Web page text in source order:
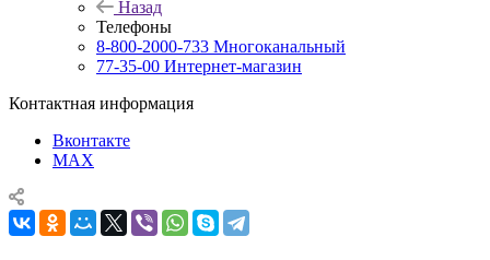
Назад
Телефоны
8-800-2000-733 Многоканальный
77-35-00 Интернет-магазин
Контактная информация
Вконтакте
MAX